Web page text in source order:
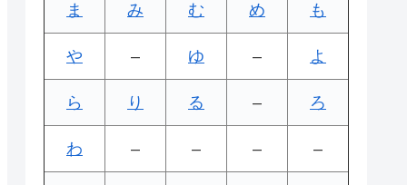
ま み む め も
や – ゆ – よ
ら り る – ろ
わ – – – –